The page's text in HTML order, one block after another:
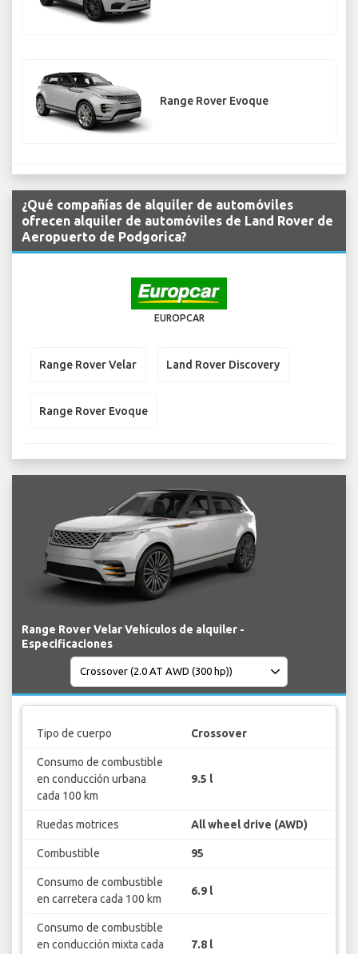
Range Rover Evoque
¿Qué compañías de alquiler de automóviles
ofrecen alquiler de automóviles de Land Rover de
Aeropuerto de Podgorica?
EUROPCAR
Range Rover Velar Land Rover Discovery
Range Rover Evoque
Range Rover Velar Vehículos de alquiler -
Especificaciones
Tipo de cuerpo Crossover
Consumo de combustible
en conducción urbana
cada 100 km
9.5 l
Ruedas motrices All wheel drive (AWD)
Combustible 95
Consumo de combustible
en carretera cada 100 km
6.9 l
Consumo de combustible
en conducción mixta cada
7.8 l